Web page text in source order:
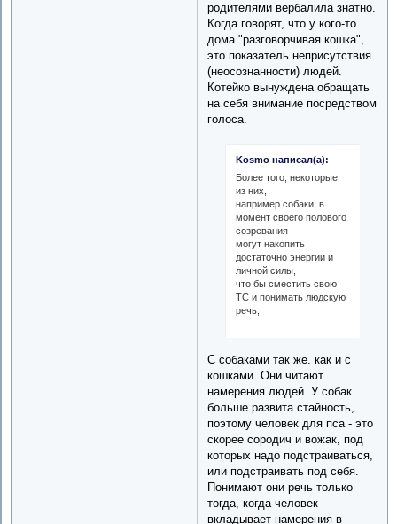
родителями вербалила знатно.
Когда говорят, что у кого-то
дома "разговорчивая кошка",
это показатель неприсутствия
(неосознанности) людей.
Котейко вынуждена обращать
на себя внимание посредством
голоса.
Kosmo написал(а):
Более того, некоторые
из них,
например собаки, в
момент своего полового
созревания
могут накопить
достаточно энергии и
личной силы,
что бы сместить свою
ТС и понимать людскую
речь,
С собаками так же. как и с
кошками. Они читают
намерения людей. У собак
больше развита стайность,
поэтому человек для пса - это
скорее сородич и вожак, под
которых надо подстраиваться,
или подстраивать под себя.
Понимают они речь только
тогда, когда человек
вкладывает намерения в